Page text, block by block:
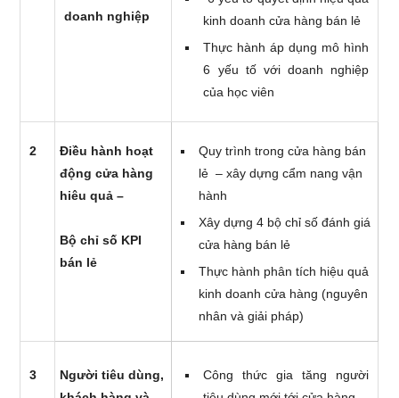
doanh nghiệp
kinh doanh cửa hàng bán lẻ
Thực hành áp dụng mô hình
6 yếu tố với doanh nghiệp
của học viên
2
Điều hành hoạt
động cửa hàng
hiêu quả –
Bộ chỉ số KPI
bán lẻ
Quy trình trong cửa hàng bán
lẻ – xây dựng cẩm nang vận
hành
Xây dựng 4 bộ chỉ số đánh giá
cửa hàng bán lẻ
Thực hành phân tích hiệu quả
kinh doanh cửa hàng (nguyên
nhân và giải pháp)
3
Người tiêu dùng,
Công thức gia tăng người